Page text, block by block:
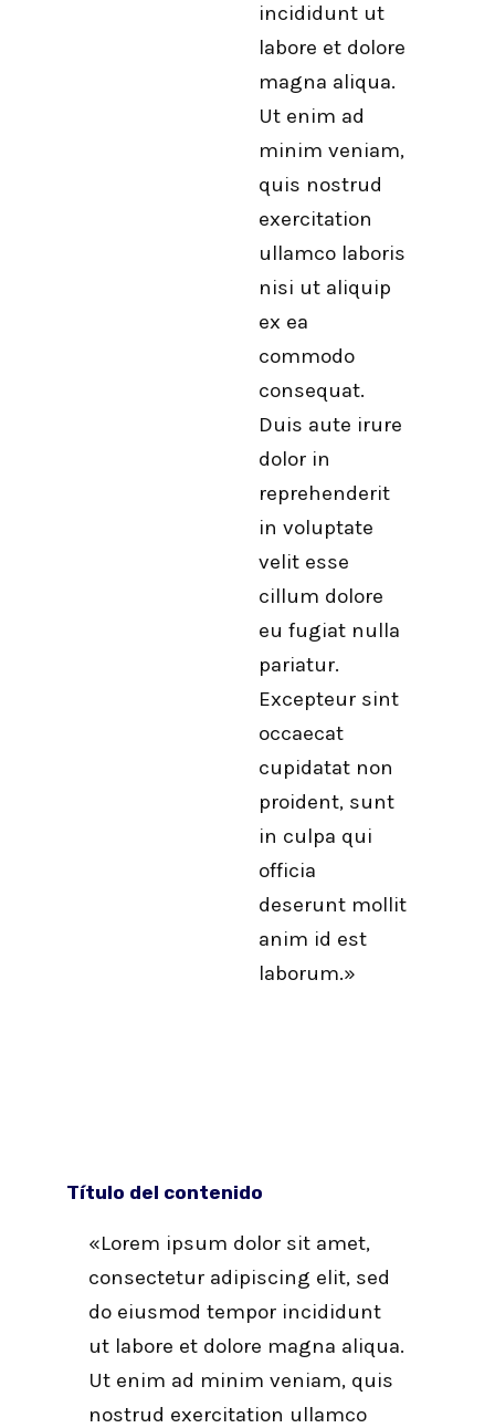
incididunt ut
labore et dolore
magna aliqua.
Ut enim ad
minim veniam,
quis nostrud
exercitation
ullamco laboris
nisi ut aliquip
ex ea
commodo
consequat.
Duis aute irure
dolor in
reprehenderit
in voluptate
velit esse
cillum dolore
eu fugiat nulla
pariatur.
Excepteur sint
occaecat
cupidatat non
proident, sunt
in culpa qui
officia
deserunt mollit
anim id est
laborum.»
Título del contenido
«Lorem ipsum dolor sit amet,
consectetur adipiscing elit, sed
do eiusmod tempor incididunt
ut labore et dolore magna aliqua.
Ut enim ad minim veniam, quis
nostrud exercitation ullamco